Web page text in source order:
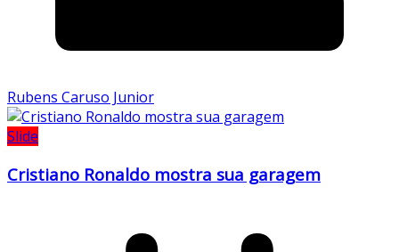
Rubens Caruso Junior
Slide
Cristiano Ronaldo mostra sua garagem